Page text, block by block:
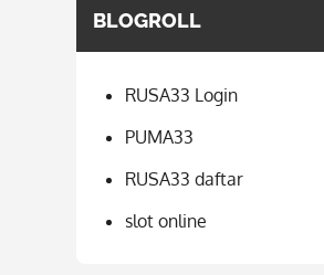
BLOGROLL
RUSA33 Login
PUMA33
RUSA33 daftar
slot online